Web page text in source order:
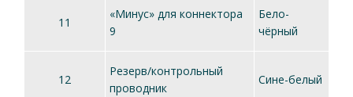
11
«Минус» для коннектора
9
Бело-
чёрный
12
Резерв/контрольный
проводник
Сине-белый